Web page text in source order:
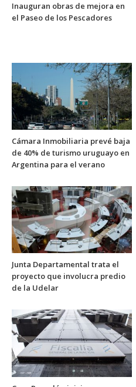
Inauguran obras de mejora en
el Paseo de los Pescadores
Cámara Inmobiliaria prevé baja
de 40% de turismo uruguayo en
Argentina para el verano
Junta Departamental trata el
proyecto que involucra predio
de la Udelar